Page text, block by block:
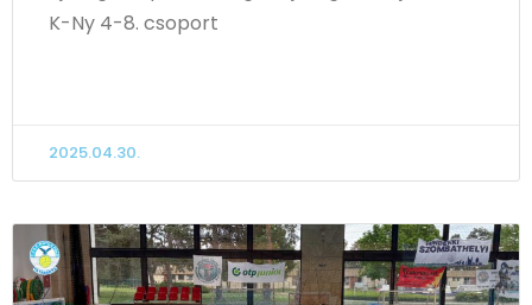
K-Ny 4-8. csoport
2025.04.30.